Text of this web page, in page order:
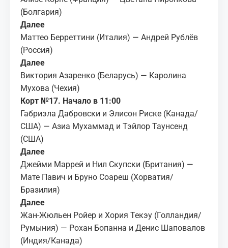
(Болгария)
Далее
Маттео Берреттини (Италия) — Андрей Рублёв
(Россия)
Далее
Виктория Азаренко (Беларусь) — Каролина
Мухова (Чехия)
Корт №17. Начало в 11:00
Габриэла Дабровски и Элисон Риске (Канада/
США) — Азиа Мухаммад и Тэйлор Таунсенд
(США)
Далее
Джейми Маррей и Нил Скупски (Британия) —
Мате Павич и Бруно Соареш (Хорватия/
Бразилия)
Далее
Жан-Жюльен Ройер и Хория Текэу (Голландия/
Румыния) — Рохан Бопанна и Денис Шаповалов
(Индия/Канада)